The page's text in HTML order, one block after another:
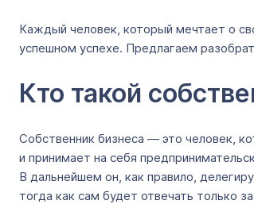
Каждый человек, который мечтает о
успешном успехе. Предлагаем
Кто такой
Собственник бизнеса — это человек,
и принимает на себя
В дальнейшем он, как правило,
тогда как сам будет отвечать только